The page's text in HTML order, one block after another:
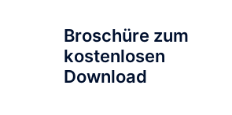
Broschüre zum
kostenlosen
Download